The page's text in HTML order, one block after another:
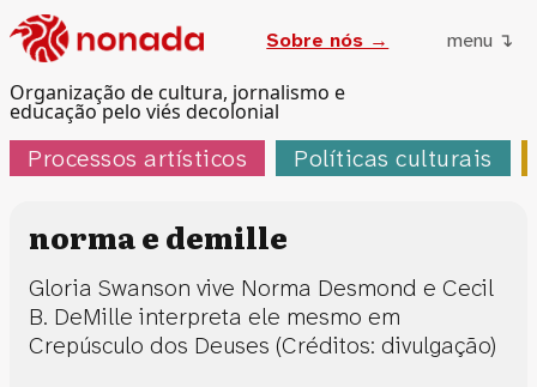
Organização de cultura, jornalismo e
educação pelo viés decolonial
Sobre nós → menu ↴
Processos artísticos Políticas culturais
norma e demille
Gloria Swanson vive Norma Desmond e Cecil
B. DeMille interpreta ele mesmo em
Crepúsculo dos Deuses (Créditos: divulgação)